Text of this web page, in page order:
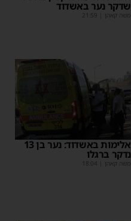
שדקר נער באשדוד
משה קאהן 21:59
אלימות באשדוד: נער בן 13
נדקר ברגלו
משה קאהן 18:04